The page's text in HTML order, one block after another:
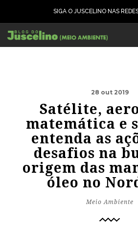
SIGA O JUSCELINO NAS
28 out 2019
Satélite,
matemática e
entenda as
desafios na
origem das
óleo no
Meio Ambiente